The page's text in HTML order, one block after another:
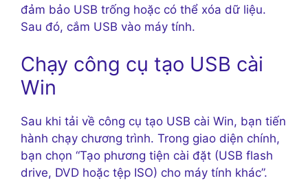
đảm bảo USB trống hoặc có thể xóa dữ liệu.
Sau đó, cắm USB vào máy tính.
Chạy công cụ tạo USB cài
Win
Sau khi tải về công cụ tạo USB cài Win, bạn tiến
hành chạy chương trình. Trong giao diện chính,
bạn chọn “Tạo phương tiện cài đặt (USB flash
drive, DVD hoặc tệp ISO) cho máy tính khác”.